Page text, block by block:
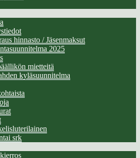
hinnasto / Jäsenmaksut
2025
mietteitä
kyläsuunnitelma
srk